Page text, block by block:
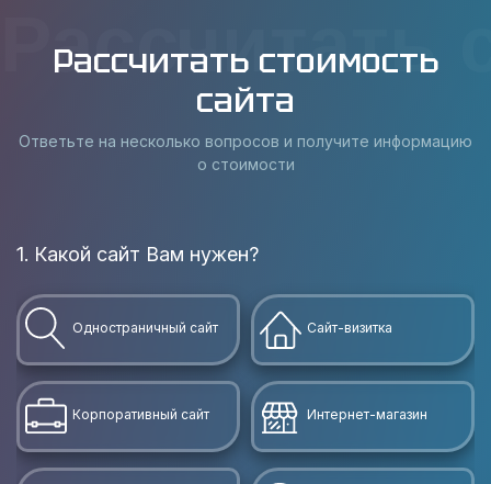
Рассчитать стоимость
сайта
Ответьте на несколько вопросов и получите информацию
о стоимости
1. Какой сайт Вам нужен?
Одностраничный сайт Сайт-визитка
Корпоративный сайт Интернет-магазин